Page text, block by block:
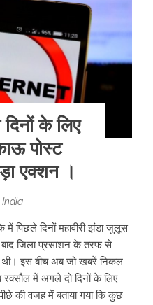
दिनों के लिए
पोस्ट
एक्शन ।
India
में पिछले दिनों महावीरी झंडा जुलूस
जिला प्रसाशन के तरफ से
थी। इस बीच अब जो खबरें निकल
में अगले दो दिनों के लिए
की वजह में बताया गया कि कुछ